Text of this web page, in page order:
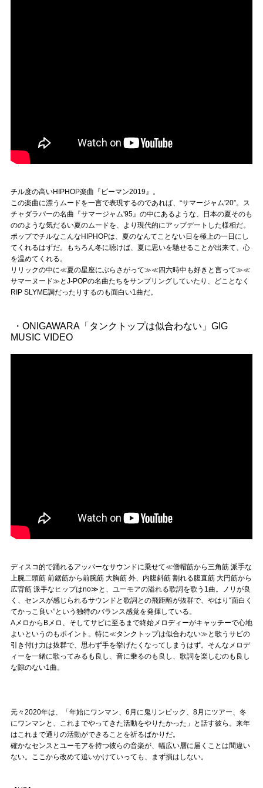
チル度の高いHIPHOP楽曲『ピーマン2019』。
この楽曲に漂うムードを一言で表現するのであれば、“サマージャム'20”。ス
チャダラパーの名曲『サマージャム'95』の中にあるような、日本の夏そのも
ののような気だるい夏のムードを、より現代的にアップデートした様相だ。
ポップでチルなこんなHIPHOPは、夏のなんてことない日を極上の一日にし
てくれるはずだ。もちろん冬に聴けば、夏に思いを馳せることが出来て、心
を温めてくれる。
リリックの中に≪夏の星座にぶらさがって≫≪四六時中も好きと言って≫≪
サマーヌード≫とJ-POPの名曲たちをサンプリングしていたり、どことなく
RIP SLYME調だったりするのも面白い1曲だ。
・ONIGAWARA「タンクトップは似合わない」GIG
MUSIC VIDEO
ディスコ的で踊れるアッパーなサウンドに乗せて≪僧帽筋から三角筋 派手な
上腕二頭筋 前鋸筋から前腕筋 大胸筋 外、内腹斜筋 割れる腹直筋 大円筋から
広背筋 派手なヒップはno≫と、ユーモアの溢れる歌詞を歌う1曲。ノリが良
く、センスが感じられるサウンドと歌詞との飛距離が抜群で、やはり“面白く
てかっこ良い”という独特のバランス感覚を発揮している。
AメロからBメロ、そしてサビに至るまで終始メロディーがキャッチーで心地
よいというのもポイント。特に≪タンクトップは似合わない≫と歌うサビの
引き付け力は抜群で、思わず手を挙げたくなってしまうはず。そんなメロデ
ィーを一緒に歌ってみるも良し、音に乗るのも良し、歌詞を楽しむのも良し
な隙のない1曲。
元々2020年は、「年始にワンマン、6月に鬼リンピック、8月にツアー、冬
にワンマンと、これまでやってきた活動をやりたかった」と話す彼ら。来年
はこれまで通りの活動ができることを祈るばかりだ。
確かなセンスとユーモアを持つ彼らの音楽が、幅広い層に届くことは間違い
ない。ここから改めて追いかけていっても、まず損はしない。